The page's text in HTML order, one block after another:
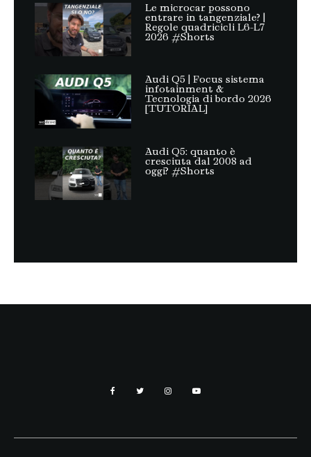
Le microcar possono
entrare in tangenziale? |
Regole quadricicli L6-L7
2026 #Shorts
Audi Q5 | Focus sistema
infotainment &
Tecnologia di bordo 2026
[TUTORIAL]
Audi Q5: quanto è
cresciuta dal 2008 ad
oggi? #Shorts